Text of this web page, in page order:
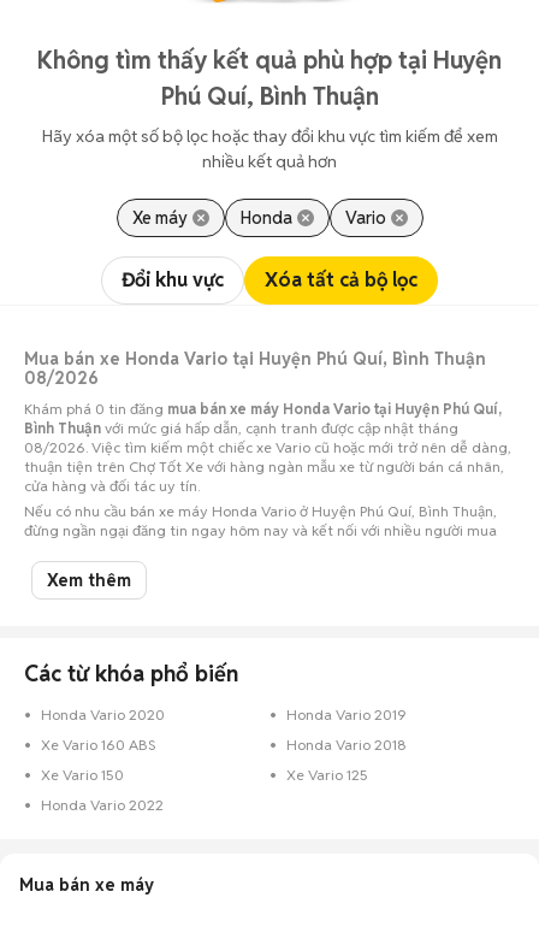
Không tìm thấy kết quả phù hợp tại Huyện
Phú Quí, Bình Thuận
Hãy xóa một số bộ lọc hoặc thay đổi khu vực tìm kiếm để xem
nhiều kết quả hơn
Xe máy Honda Vario
Đổi khu vực Xóa tất cả bộ lọc
Mua bán xe Honda Vario tại Huyện Phú Quí, Bình Thuận
08/2026
Khám phá 0 tin đăng mua bán xe máy Honda Vario tại Huyện Phú Quí,
Bình Thuận với mức giá hấp dẫn, cạnh tranh được cập nhật tháng
08/2026. Việc tìm kiếm một chiếc xe Vario cũ hoặc mới trở nên dễ dàng,
thuận tiện trên Chợ Tốt Xe với hàng ngàn mẫu xe từ người bán cá nhân,
cửa hàng và đối tác uy tín.
Nếu có nhu cầu bán xe máy Honda Vario ở Huyện Phú Quí, Bình Thuận,
đừng ngần ngại đăng tin ngay hôm nay và kết nối với nhiều người mua
Xem thêm
Các từ khóa phổ biến
Honda Vario 2020
Honda Vario 2019
Xe Vario 160 ABS
Honda Vario 2018
Xe Vario 150
Xe Vario 125
Honda Vario 2022
Mua bán xe máy